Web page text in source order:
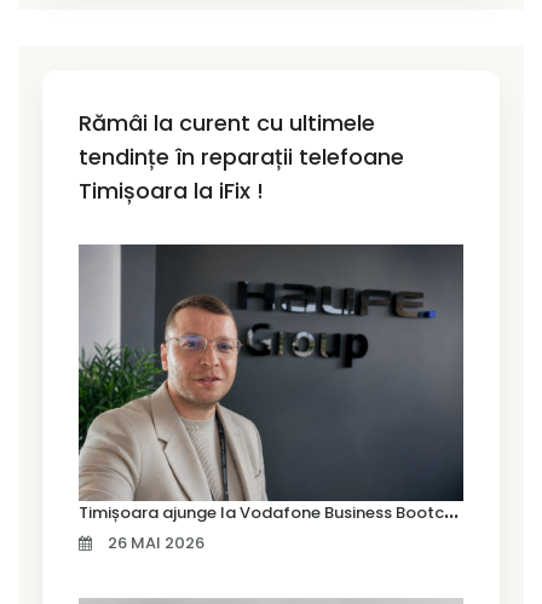
Rămâi la curent cu ultimele
tendințe în reparații telefoane
Timișoara la iFix !
T
imișoara ajunge la Vodafone Business Bootcamp prin Marius Cermian de la Armour România
26 MAI 2026